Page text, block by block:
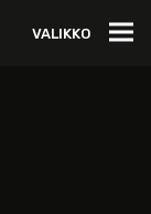
VALIKKO